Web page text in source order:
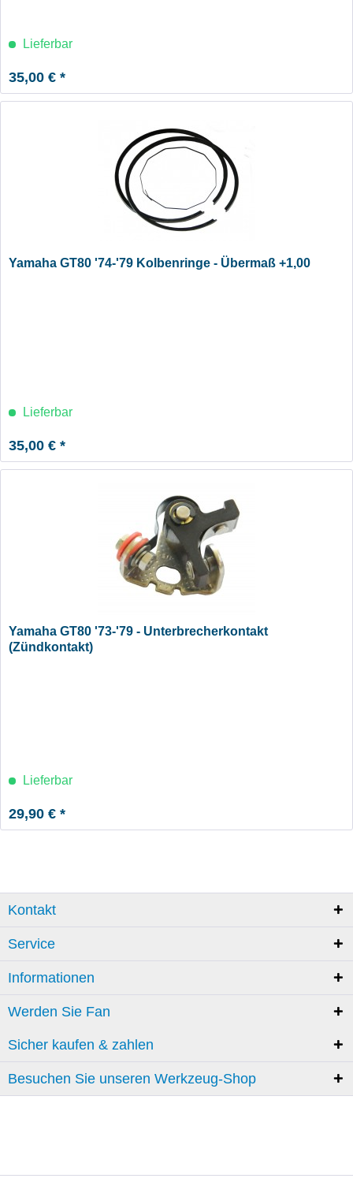
Lieferbar
35,00 € *
Yamaha GT80 '74-'79 Kolbenringe - Übermaß +1,00
Lieferbar
35,00 € *
Yamaha GT80 '73-'79 - Unterbrecherkontakt
(Zündkontakt)
Lieferbar
29,90 € *
Kontakt
Service
Informationen
Werden Sie Fan
Sicher kaufen & zahlen
Besuchen Sie unseren Werkzeug-Shop